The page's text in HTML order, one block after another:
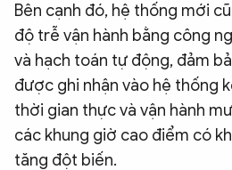
Bên cạnh đó, hệ thống mới
độ trễ vận hành bằng công
và hạch toán tự động, đảm
được ghi nhận vào hệ thống
thời gian thực và vận hành
các khung giờ cao điểm có
tăng đột biến.